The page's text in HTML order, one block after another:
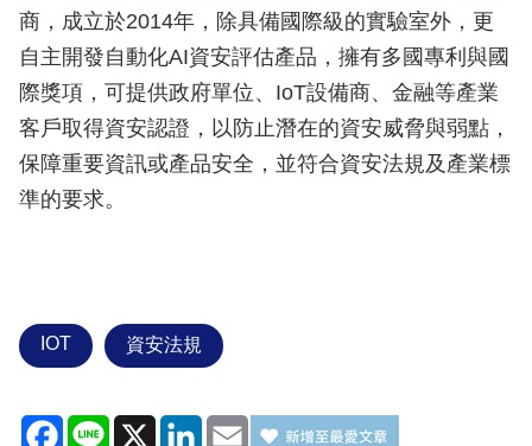
商，成立於2014年，除具備國際級的實驗室外，更
自主開發自動化AI資安評估產品，擁有多國專利與國
際獎項，可提供政府單位、IoT設備商、金融等產業
客戶取得資安認證，以防止潛在的資安威脅與弱點，
保障重要資訊或產品安全，並符合資安法規及產業標
準的要求。
IOT 資安法規
Facebook
Line X LinkedIn
Email